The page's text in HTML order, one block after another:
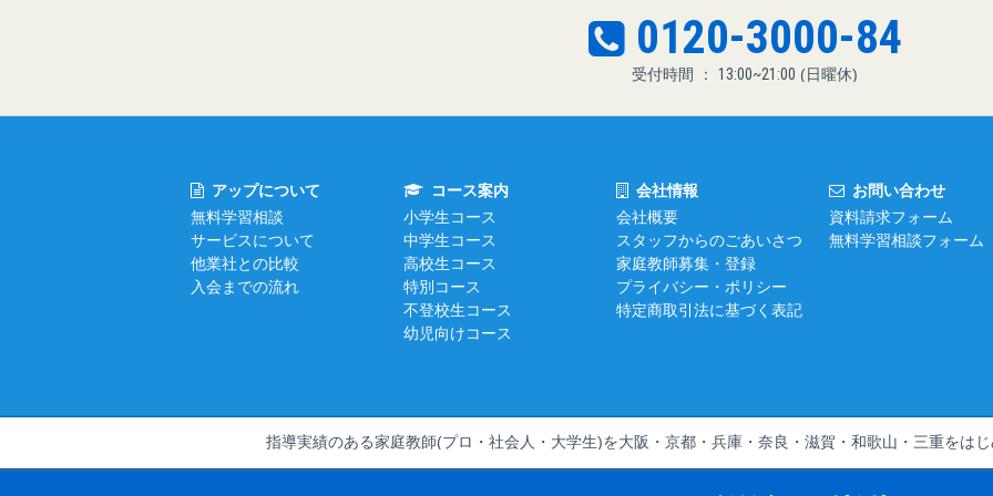
0120-3000-84
受付時間 ： 13:00~21:00 (日曜休)
アップについて
無料学習相談
サービスについて
他業社との比較
入会までの流れ
コース案内
小学生コース
中学生コース
高校生コース
特別コース
不登校生コース
幼児向けコース
会社情報
会社概要
スタッフからのごあいさつ
家庭教師募集・登録
プライバシー・ポリシー
特定商取引法に基づく表記
お問い合わせ
資料請求フォーム
無料学習相談フォーム
指導実績のある家庭教師(プロ・社会人・大学生)を大阪・京都・兵庫・奈良・滋賀・和歌山・三重をは